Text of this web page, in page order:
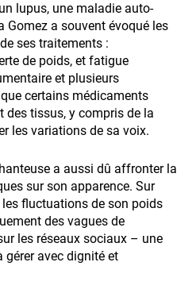
lupus, une maladie auto-
Gomez a souvent évoqué les
ses traitements :
de poids, et fatigue
et plusieurs
certains médicaments
des tissus, y compris de la
les variations de sa voix.
a aussi dû affronter la
sur son apparence. Sur
fluctuations de son poids
des vagues de
les réseaux sociaux – une
gérer avec dignité et